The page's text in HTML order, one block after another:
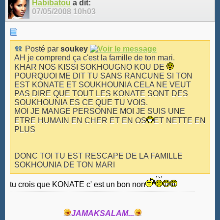
Habibatou a dit:
07/05/2008 10h03
Posté par soukey
AH je comprend ça c'est la famille de ton mari.
KHAR NOS KISSI SOKHOUGNO KOU DE
POURQUOI ME DIT TU SANS RANCUNE SI TON
EST KONATE ET SOUKHOUNIA CELA NE VEUT
PAS DIRE QUE TOUT LES KONATE SONT DES
SOUKHOUNIA ES CE QUE TU VOIS.
MOI JE MANGE PERSONNE MOI JE SUIS UNE
ETRE HUMAIN EN CHER ET EN OS
ET NETTE EN
PLUS
DONC TOI TU EST RESCAPE DE LA FAMILLE
SOKHOUNIA DE TON MARI
tu crois que KONATE c' est un bon non
JAMAKSALAM...